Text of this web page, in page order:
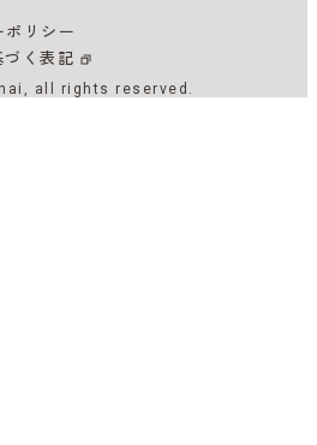
ポリシー
く表記
all rights reserved.